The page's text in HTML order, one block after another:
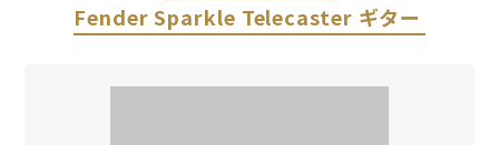
Fender Sparkle Telecaster ギター